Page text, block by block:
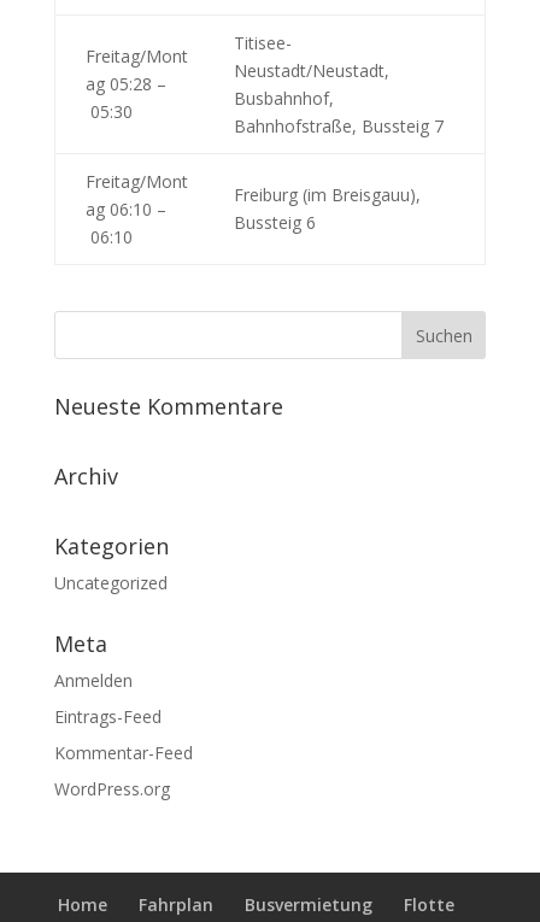
Freitag/Mont
ag 05:28 –
05:30
Titisee-
Neustadt/Neustadt,
Busbahnhof,
Bahnhofstraße, Bussteig 7
Freitag/Mont
ag 06:10 –
06:10
Freiburg (im Breisgauu),
Bussteig 6
Neueste Kommentare
Archiv
Kategorien
Uncategorized
Meta
Anmelden
Eintrags-Feed
Kommentar-Feed
WordPress.org
Home Fahrplan Busvermietung
Flotte